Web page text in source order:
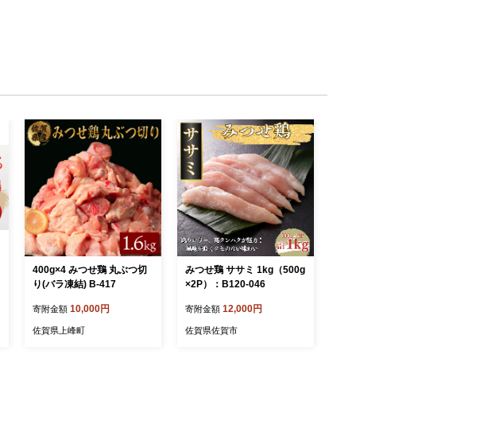
400g×4 みつせ鶏 丸ぶつ切
り(バラ凍結) B-417
寄附金額 10,000円
佐賀県上峰町
みつせ鶏 ササミ 1kg（500g
×2P）：B120-046
寄附金額 12,000円
佐賀県佐賀市